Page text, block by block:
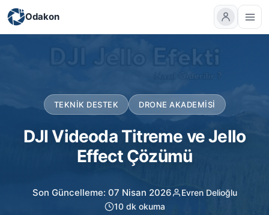
Odakon
TEKNIK DESTEK DRONE AKADEMISI
DJI Videoda Titreme ve Jello
Effect Çözümü
Son Güncelleme: 07 Nisan 2026
Evren Delioğlu
10 dk okuma